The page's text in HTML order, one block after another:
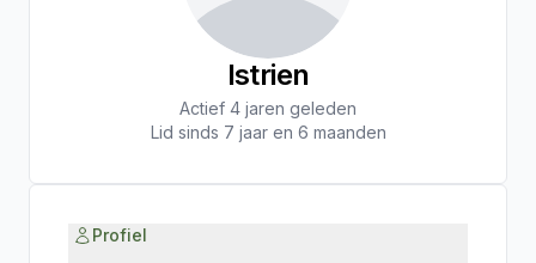
lstrien
Actief 4 jaren geleden
Lid sinds 7 jaar en 6 maanden
Profiel